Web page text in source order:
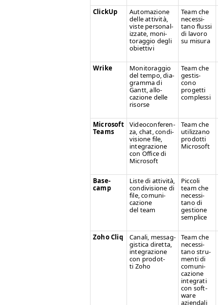
Click­Up
Automazione
delle attiv­ità,
viste per­son­al­
iz­zate, mon­i­
tor­ag­gio degli
obiettivi
Team che
neces­si­
tano flus­si
di lavoro
su misura
Wrike
Mon­i­tor­ag­gio
del tem­po, dia­
gram­ma di
Gantt, allo­
cazione delle
risorse
Team che
gestis­
cono
prog­et­ti
complessi
Microsoft
Teams
Video­con­feren­
za, chat, con­di­
vi­sione file,
inte­grazione
con Office di
Microsoft
Team che
uti­liz­zano
prodot­ti
Microsoft
Base­
camp
Liste di attiv­ità,
con­di­vi­sione di
file, comu­ni­
cazione
del team
Pic­coli
team che
neces­si­
tano di
ges­tione
semplice
Zoho Cliq
Canali, mes­sag­
gis­ti­ca diret­ta,
inte­grazione
con prodot­
ti Zoho
Team che
neces­si­
tano stru­
men­ti di
comu­ni­
cazione
inte­grati
con soft­
ware
aziendali